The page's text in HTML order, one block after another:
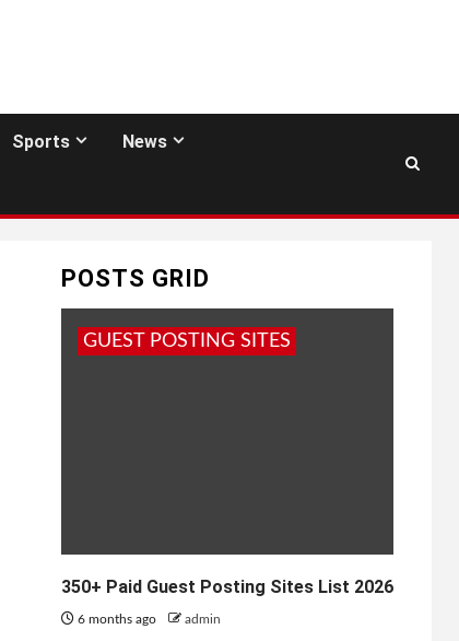
Sports News
POSTS GRID
GUEST POSTING SITES
350+ Paid Guest Posting Sites List 2026
6 months ago admin